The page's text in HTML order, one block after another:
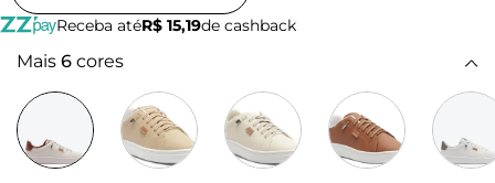
Receba atéR$ 15,19de cashback
Mais 6 cores